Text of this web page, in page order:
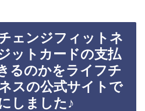
ェンジフィットネ
ットカードの支払
るのかをライフチ
スの公式サイトで
しました♪